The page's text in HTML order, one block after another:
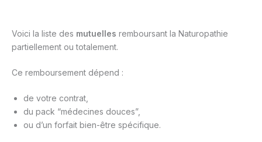
Voici la liste des mutuelles remboursant la Naturopathie
partiellement ou totalement.
Ce remboursement dépend :
de votre contrat,
du pack “médecines douces”,
ou d’un forfait bien-être spécifique.